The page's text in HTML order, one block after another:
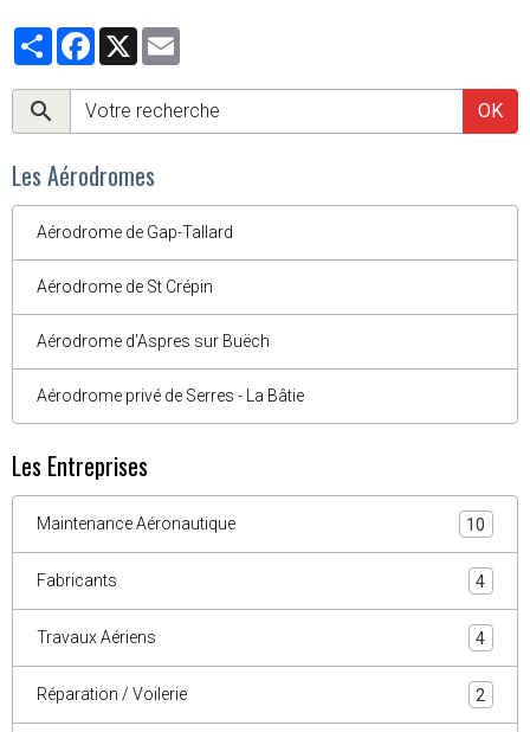
PartagerFacebook
X
OK
Les Aérodromes
Aérodrome de Gap-Tallard
Aérodrome de St Crépin
Aérodrome d'Aspres sur Buëch
Aérodrome privé de Serres - La Bâtie
Les Entreprises
Maintenance Aéronautique 10
Fabricants 4
Travaux Aériens 4
Réparation / Voilerie 2